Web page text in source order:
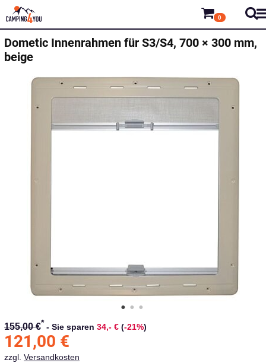
0
Dometic Innenrahmen für S3/S4, 700 × 300 mm,
beige
155,00 €* - Sie sparen 34,- € (-21%)
121,00 €
zzgl. Versandkosten